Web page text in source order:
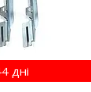
дні